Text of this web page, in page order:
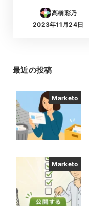
髙橋彩乃
投稿日
2023年11月24日
最近の投稿
Marketo
Marketo